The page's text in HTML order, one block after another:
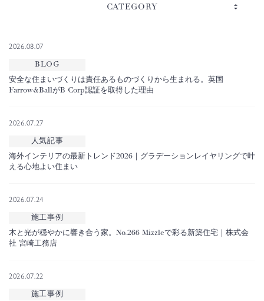
CATEGORY
2026.08.07
BLOG
安全な住まいづくりは責任あるものづくりから生まれる。英国
Farrow&BallがB Corp認証を取得した理由
2026.07.27
人気記事
海外インテリアの最新トレンド2026｜グラデーションレイヤリングで叶
える心地よい住まい
2026.07.24
施工事例
木と光が穏やかに響き合う家。No.266 Mizzleで彩る新築住宅｜株式会
社 宮崎工務店
2026.07.22
施工事例